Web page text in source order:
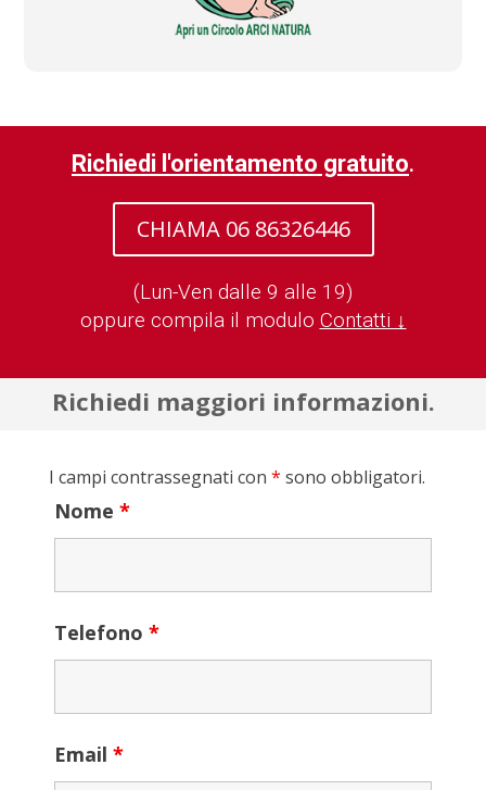
Richiedi l'orientamento gratuito.
CHIAMA 06 86326446
(Lun-Ven dalle 9 alle 19)
oppure compila il modulo Contatti ↓
Richiedi maggiori informazioni.
I campi contrassegnati con * sono obbligatori.
Nome *
Telefono *
Email *